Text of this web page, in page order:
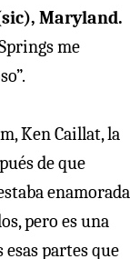
Maryland.
me
Ken Caillat, la
de que
enamorada
pero es una
partes que